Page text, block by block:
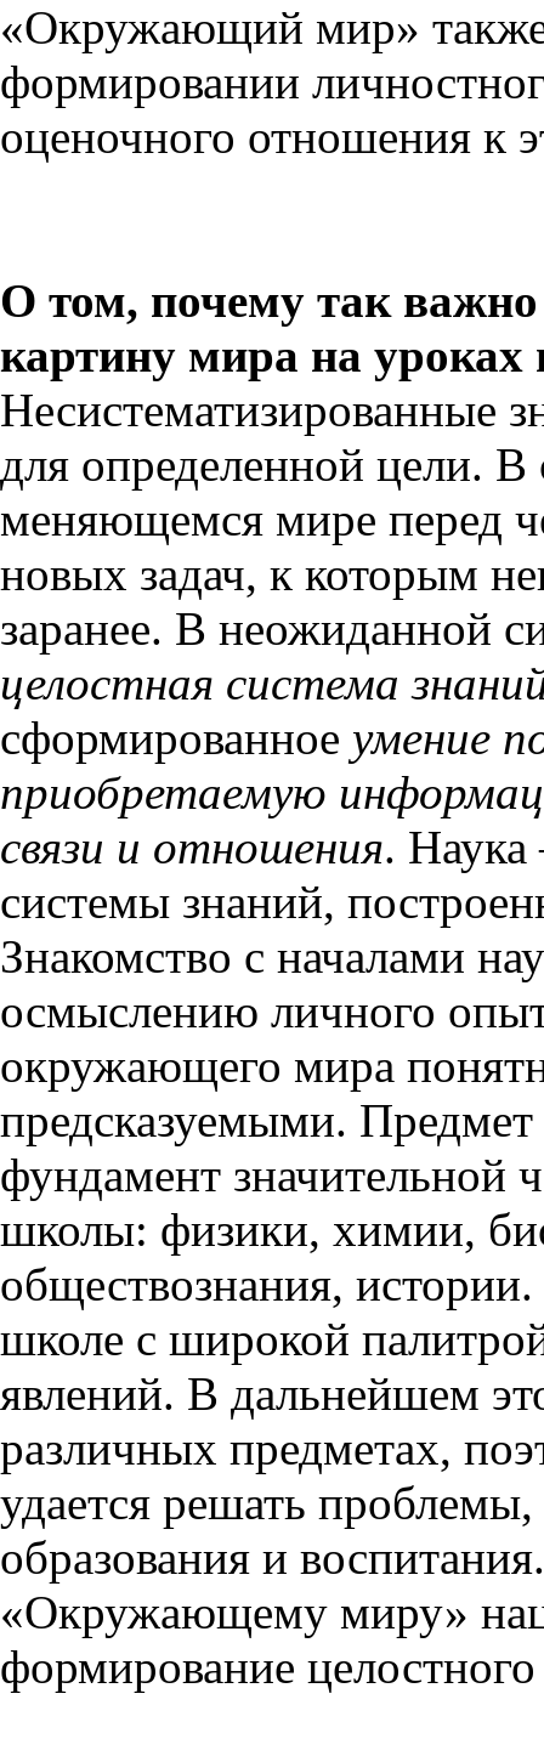
«Окружающий мир» также
формировании
оценочного отношения к
О том, почему так
картину мира на
Несистематизированные
для определенной цели.
меняющемся мире перед
новых задач, к которым
заранее. В неожиданной
целостная система
сформированное умение
приобретаемую
связи и отношения. Наука
системы знаний,
Знакомство с началами
осмыслению личного
окружающего мира
предсказуемыми.
фундамент значительной
школы: физики, химии,
обществознания,
школе с широкой
явлений. В дальнейшем
различных предметах,
удается решать
образования и
«Окружающему миру»
формирование целостного